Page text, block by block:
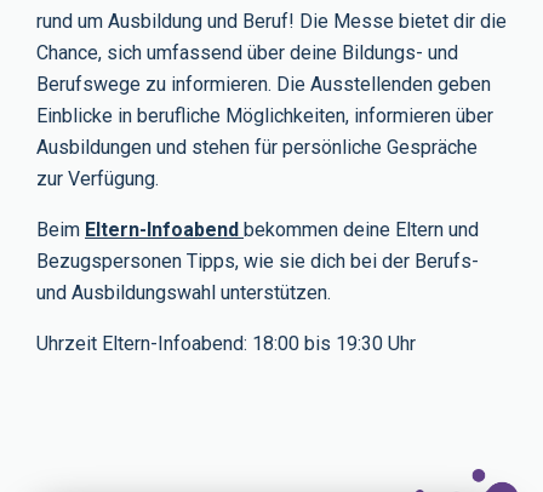
rund um Ausbildung und Beruf! Die Messe bietet dir die
Chance, sich umfassend über deine Bildungs- und
Berufswege zu informieren. Die Ausstellenden geben
Einblicke in berufliche Möglichkeiten, informieren über
Ausbildungen und stehen für persönliche Gespräche
zur Verfügung.
Beim Eltern-Infoabend bekommen deine Eltern und
Bezugspersonen Tipps, wie sie dich bei der Berufs-
und Ausbildungswahl unterstützen.
Uhrzeit Eltern-Infoabend: 18:00 bis 19:30 Uhr